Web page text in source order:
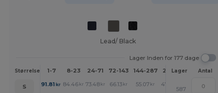
Lead/ Black
Lager Inden for 177 dage
Størrelse 1-7 8-23 24-71 72-143 144-287 288 + Mere
Lager Antal
S 91.81 kr 84.46 kr 73.48 kr 66.13 kr 55.07 kr 47.72
587